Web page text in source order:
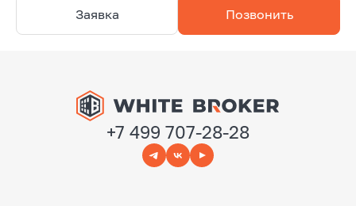
Заявка Позвонить
+7 499 707-28-28